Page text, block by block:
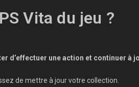
Vita du jeu ?
d’effectuer une action et continuer à
de mettre à jour votre collection.